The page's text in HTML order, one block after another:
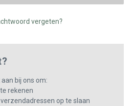
vergeten?
bij ons om:
rekenen
op te slaan